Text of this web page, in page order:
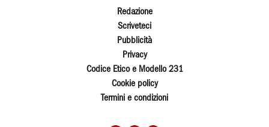
Redazione
Scriveteci
Pubblicità
Privacy
Codice Etico e Modello 231
Cookie policy
Termini e condizioni